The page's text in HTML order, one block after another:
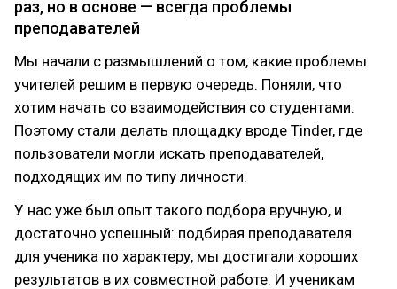
раз, но в основе — всегда проблемы
преподавателей
Мы начали с размышлений о том, какие проблемы
учителей решим в первую очередь. Поняли, что
хотим начать со взаимодействия со студентами.
Поэтому стали делать площадку вроде Tinder, где
пользователи могли искать преподавателей,
подходящих им по типу личности.
У нас уже был опыт такого подбора вручную, и
достаточно успешный: подбирая преподавателя
для ученика по характеру, мы достигали хороших
результатов в их совместной работе. И ученикам